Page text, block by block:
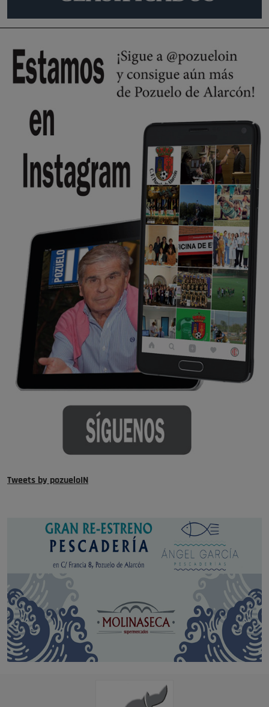
🔴 EXCLUSIVA | El comisario de la …
🔴 EXCLUSIVA | El comisario de la …
Y ese quien es, apenas se ven patrullas en la estación, como si se van
Pozuelo de Alarcón
🔴 EXCLUSIVA | El comisario de la …
Tweets by pozueloIN